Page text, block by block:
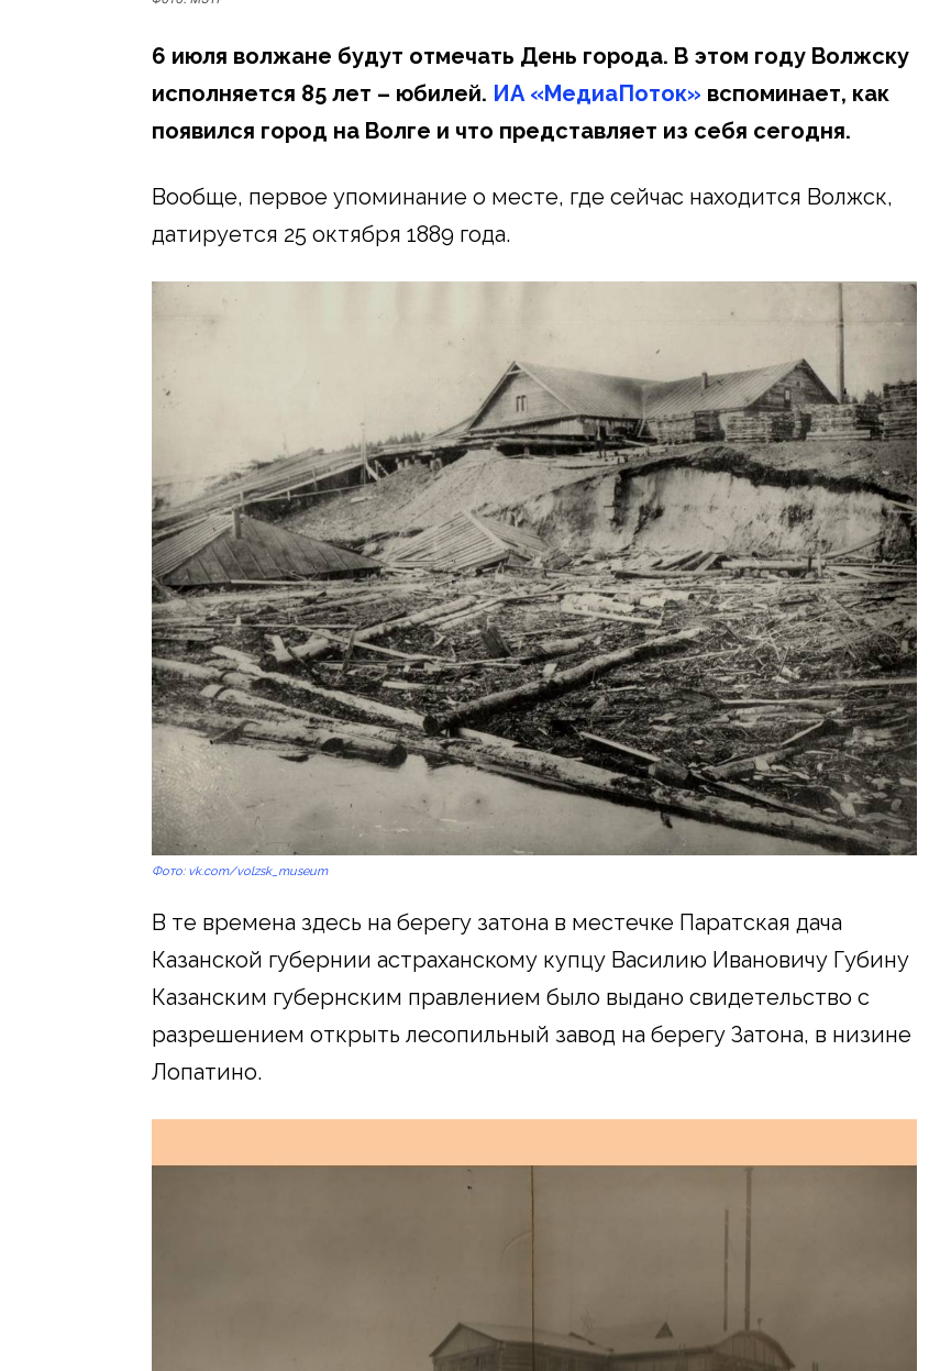
6 июля волжане будут отмечать День города. В этом году Волжску
исполняется 85 лет – юбилей. ИА «МедиаПоток» вспоминает, как
появился город на Волге и что представляет из себя сегодня.
Вообще, первое упоминание о месте, где сейчас находится Волжск,
датируется 25 октября 1889 года.
Фото: vk.com/volzsk_museum
В те времена здесь на берегу затона в местечке Паратская дача
Казанской губернии астраханскому купцу Василию Ивановичу Губину
Казанским губернским правлением было выдано свидетельство с
разрешением открыть лесопильный завод на берегу Затона, в низине
Лопатино.